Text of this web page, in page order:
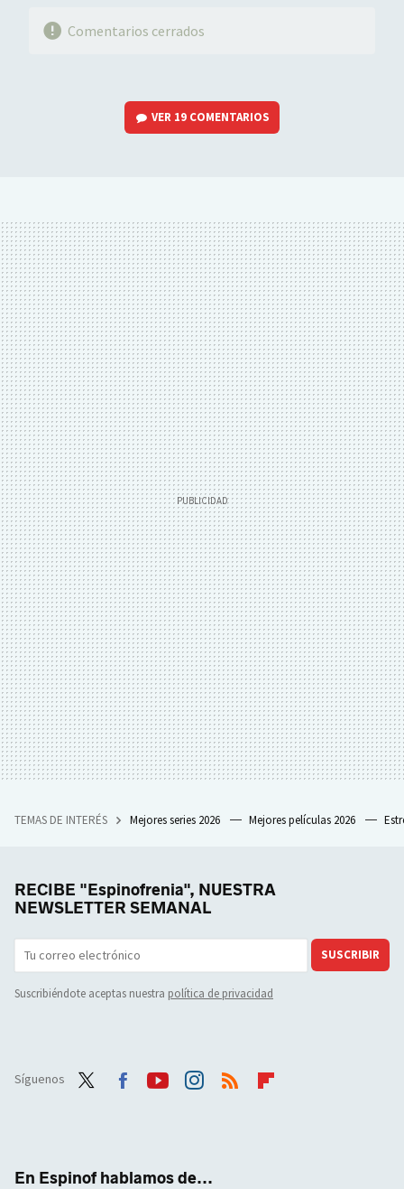
Comentarios cerrados
VER 19 COMENTARIOS
TEMAS DE INTERÉS Mejores series 2026 Mejores películas 2026
RECIBE "Espinofrenia", NUESTRA
NEWSLETTER SEMANAL
SUSCRIBIR
Suscribiéndote aceptas nuestra política de privacidad
Síguenos
En Espinof hablamos de...